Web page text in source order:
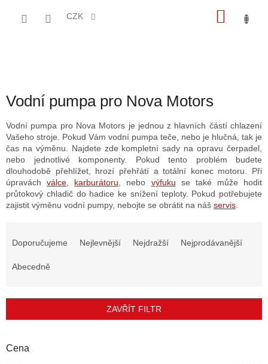
CZK
Vodní pumpa pro Nova Motors
Vodní pumpa pro Nova Motors je jednou z hlavních částí chlazení
Vašeho stroje. Pokud Vám vodní pumpa teče, nebo je hlučná, tak je
čas na výměnu. Najdete zde kompletní sady na opravu čerpadel,
nebo jednotlivé komponenty. Pokud tento problém budete
dlouhodobě přehlížet, hrozí přehřátí a totální konec motoru. Při
úpraváchválce karburátoru , nebo výfuku se také může hodit
průtokový chladič do hadice ke snížení teploty. Pokud potřebujete
zajistit výměnu vodní pumpy, nebojte se obrátit na náš servis
r
d
Doporučujeme Nejlevnější Nejdražší Nejprodávanější
Abecedně
ZAVŘÍT FILTR
Cena